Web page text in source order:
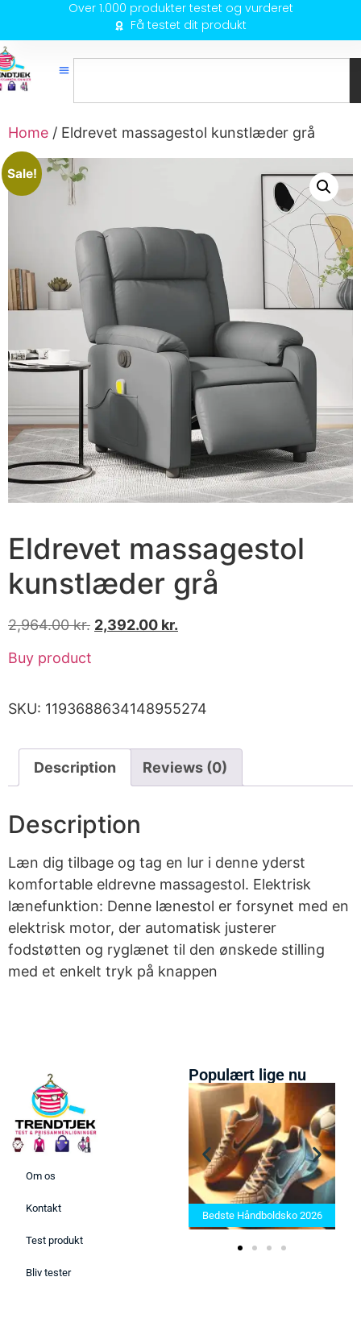
Over 1.000 produkter testet og vurderet
Få testet dit produkt
Home / Eldrevet massagestol kunstlæder grå
Sale!
Eldrevet massagestol
kunstlæder grå
2,964.00kr. 2,392.00 kr.
Buy product
SKU: 1193688634148955274
Description Reviews (0)
Description
Læn dig tilbage og tag en lur i denne yderst
komfortable eldrevne massagestol. Elektrisk
lænefunktion: Denne lænestol er forsynet med en
elektrisk motor, der automatisk justerer
fodstøtten og ryglænet til den ønskede stilling
med et enkelt tryk på knappen
Om os
Kontakt
Test produkt
Bliv tester
Populært lige nu
Bedste Saunatæppe 2025 –
Find de bedste produkter her!
Bedste Håndboldsko 2026